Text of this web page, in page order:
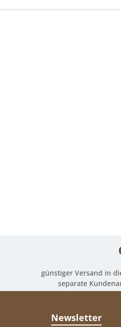
günstiger Versand in
separate
Newsletter